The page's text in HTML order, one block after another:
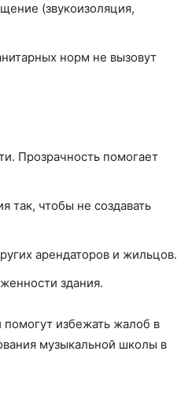
(звукоизоляция,
норм не вызовут
Прозрачность помогает
так, чтобы не создавать
арендаторов и жильцов.
здания.
избежать жалоб в
музыкальной школы в